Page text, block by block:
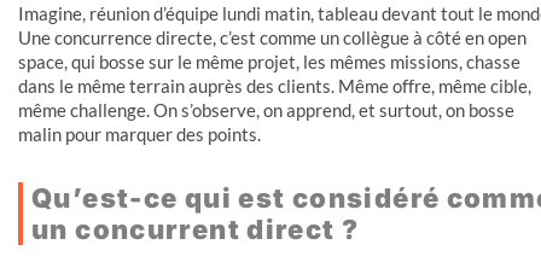
Imagine, réunion d’équipe lundi matin, tableau devant tout le
Une concurrence directe, c’est comme un collègue à côté en open
space, qui bosse sur le même projet, les mêmes missions, chasse
dans le même terrain auprès des clients. Même offre, même cible,
même challenge. On s’observe, on apprend, et surtout, on bosse
malin pour marquer des points.
Qu’est-ce qui est considéré
un concurrent direct ?